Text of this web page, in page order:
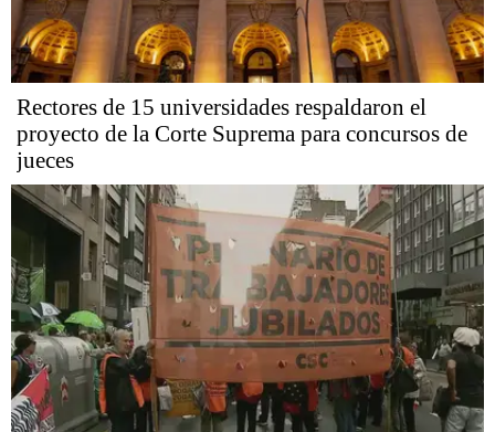
Rectores de 15 universidades respaldaron el
proyecto de la Corte Suprema para concursos de
jueces